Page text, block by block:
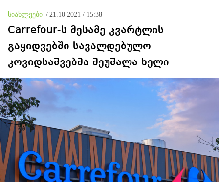
სიახლეები / 21.10.2021 / 15:38
Carrefour-ს მესამე კვარტლის
გაყიდვებში სავალდებულო
კოვიდსაშვებმა შეუშალა ხელი